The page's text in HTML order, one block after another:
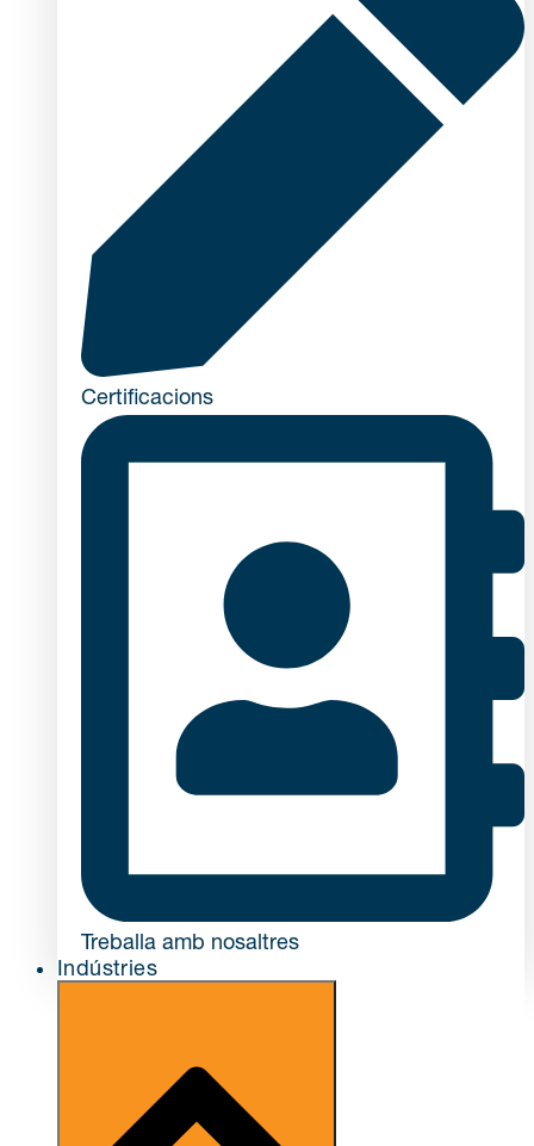
Certificacions
Treballa amb nosaltres
Indústries